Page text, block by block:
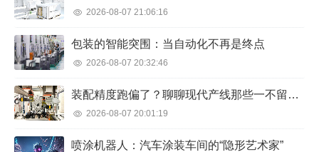
2026-08-07 21:06:16
包装的智能突围：当自动化不再是终点
2026-08-07 20:32:46
装配精度跑偏了？聊聊现代产线那些一不留神就翻车的事
2026-08-07 20:01:19
喷涂机器人：汽车涂装车间的“隐形艺术家”